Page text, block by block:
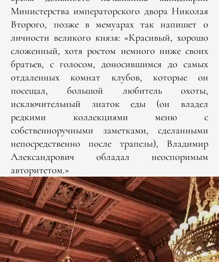
Министерства императорского двора Николая
Второго, позже в мемуарах так напишет о
личности великого князя: «Красивый, хорошо
сложенный, хотя ростом немного ниже своих
братьев, с голосом, доносившимся до самых
отдаленных комнат клубов, которые он
посещал, большой любитель охоты,
исключительный знаток еды (он владел
редкими коллекциями меню с
собственноручными заметками, сделанными
непосредственно после трапезы), Владимир
Александрович обладал неоспоримым
авторитетом.»